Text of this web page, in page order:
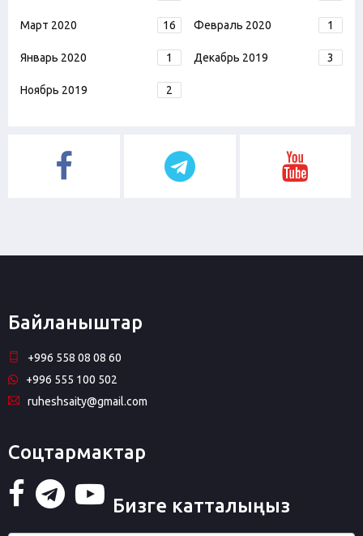
Март 2020 16 Февраль 2020 1
Январь 2020 1 Декабрь 2019 3
Ноябрь 2019 2
Байланыштар
+996 558 08 08 60
+996 555 100 502
ruheshsaity@gmail.com
Соцтармактар
Бизге катталыңыз